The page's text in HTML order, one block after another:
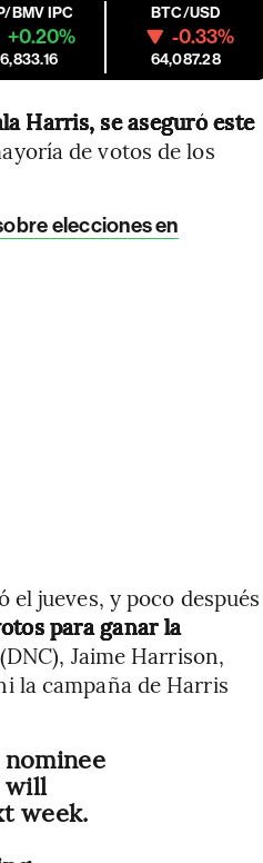
BMV IPC
+0.20%
BTC/USD
-0.33%
64,087.28
Harris, se aseguró este
de votos de los
elecciones en
jueves, y poco después
para ganar la
Jaime Harrison,
la campaña de Harris
will
week.